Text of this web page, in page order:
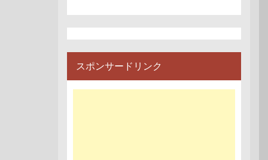
スポンサードリンク